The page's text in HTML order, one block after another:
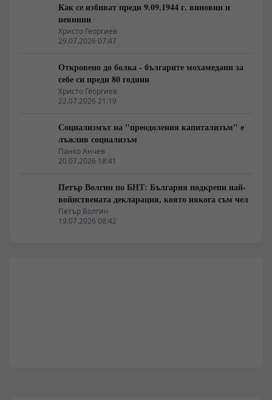
Как се избиват преди 9.09.1944 г. виновни и
невинни
Христо Георгиев
29.07.2026 07:47
Откровено до болка - българите мохамедани за
себе си преди 80 години
Христо Георгиев
22.07.2026 21:19
Социализмът на "преодоления капитализъм" е
лъжлив социализъм
Панко Анчев
20.07.2026 18:41
Петър Волгин по БНТ: България подкрепи най-
войнствената декларация, която някога съм чел
Петър Волгин
19.07.2026 08:42